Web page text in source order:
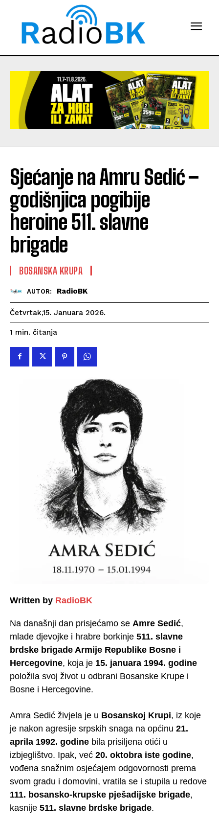
Sjećanje na Amru Sedić –
godišnjica pogibije
heroine 511. slavne
brigade
BOSANSKA KRUPA
AUTOR: RadioBK
Četvrtak,15. Januara 2026.
1 min. čitanja
Written by RadioBK
Na današnji dan prisjećamo se Amre Sedić,
mlade djevojke i hrabre borkinje 511. slavne
brdske brigade Armije Republike Bosne i
Hercegovine, koja je 15. januara 1994. godine
položila svoj život u odbrani Bosanske Krupe i
Bosne i Hercegovine.
Amra Sedić živjela je u Bosanskoj Krupi, iz koje
je nakon agresije srpskih snaga na općinu 21.
aprila 1992. godine bila prisiljena otići u
izbjeglištvo. Ipak, već 20. oktobra iste godine,
vođena snažnim osjećajem odgovornosti prema
svom gradu i domovini, vratila se i stupila u redove
111. bosansko-krupske pješadijske brigade,
kasnije 511. slavne brdske brigade.